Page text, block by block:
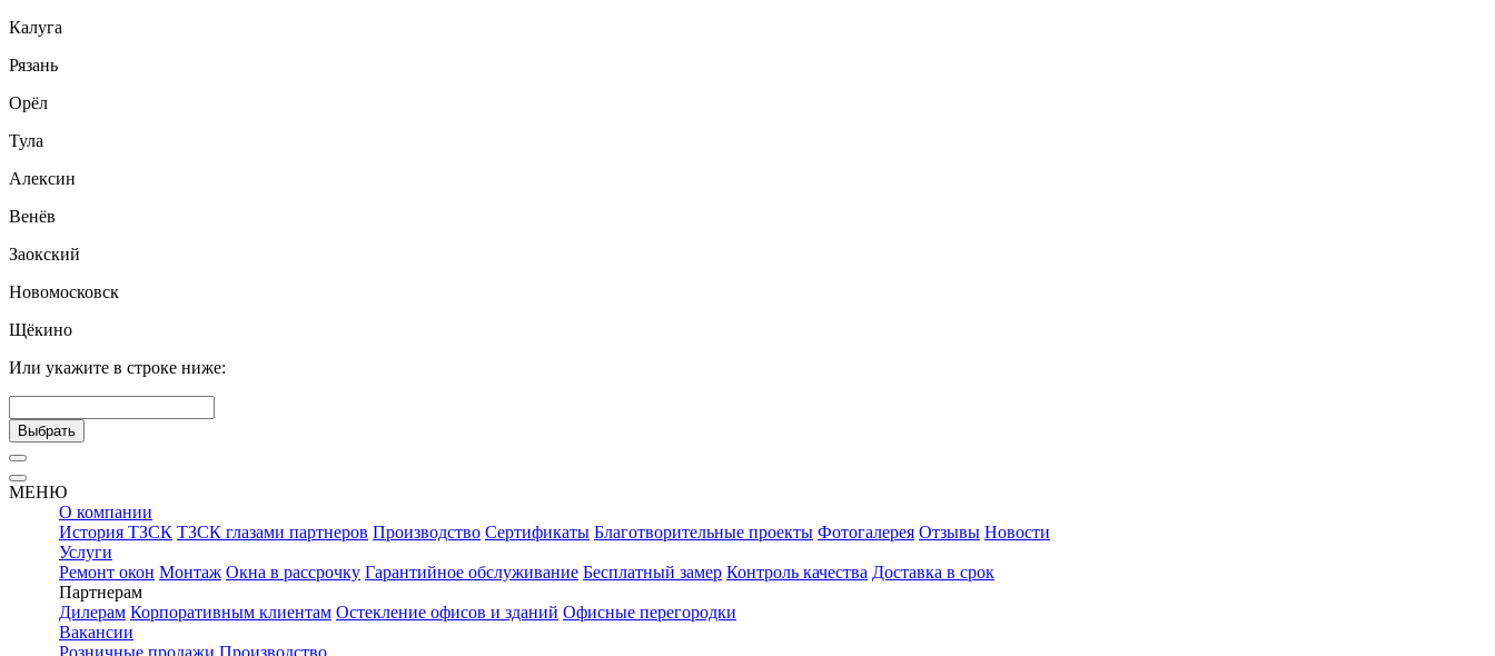
Калуга
Рязань
Орёл
Тула
Алексин
Венёв
Заокский
Новомосковск
Щёкино
Или укажите в строке ниже:
Выбрать
МЕНЮ
О компании
История ТЗСК ТЗСК глазами партнеров Производство Сертификаты Благотворительные проекты Фотогалерея Отзывы Новости
Услуги
Ремонт окон Монтаж Окна в рассрочку Гарантийное обслуживание Бесплатный замер Контроль качества Доставка в срок
Партнерам
Дилерам Корпоративным клиентам Остекление офисов и зданий Офисные перегородки
Вакансии
Розничные продажи Производство